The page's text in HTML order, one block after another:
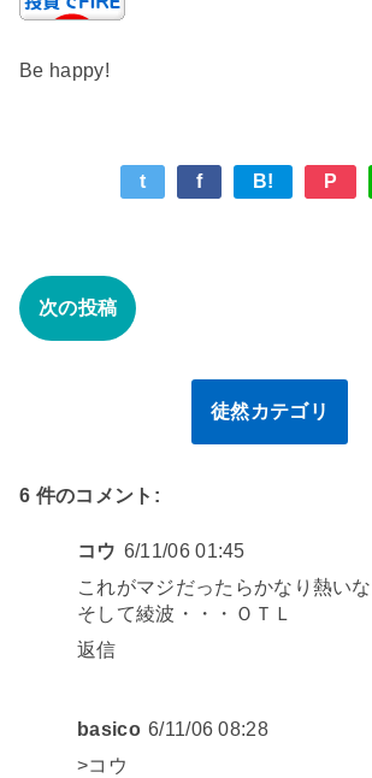
Be happy!
t f B! P
次の投稿
徒然カテゴリ
6 件のコメント:
コウ 6/11/06 01:45
これがマジだったらかなり熱いな
そして綾波・・・ＯＴＬ
返信
basico 6/11/06 08:28
>コウ